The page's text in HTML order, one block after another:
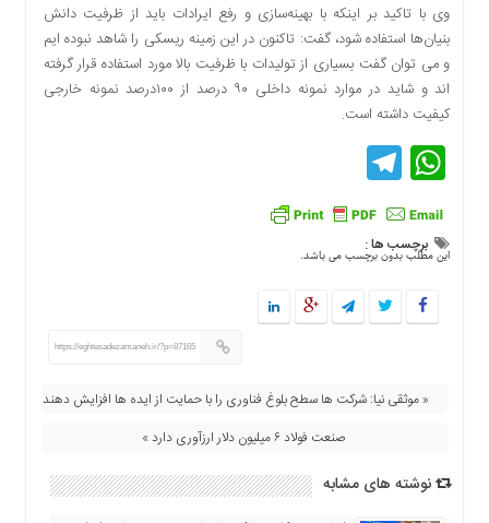
وی با تاکید بر اینکه با بهینه‌سازی و رفع ایرادات باید از ظرفیت دانش
بنیان‌ها استفاده شود، گفت: تاکنون در این زمینه ریسکی را شاهد نبوده ایم
و می توان گفت بسیاری از تولیدات با ظرفیت بالا مورد استفاده قرار گرفته
اند و شاید در موارد نمونه داخلی ۹۰ درصد از ۱۰۰درصد نمونه خارجی
کیفیت داشته است.
WhatsApp
Telegram
برچسب ها :
این مطلب بدون برچسب می باشد.
https://eghtesadezamaneh.ir/?p=87165
« موثقی نیا: شرکت ها سطح بلوغ فناوری را با حمایت از ایده ها افزایش دهند
صنعت فولاد ۶ میلیون دلار ارزآوری دارد »
نوشته های مشابه